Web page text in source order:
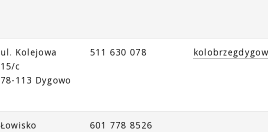
ul. Kolejowa
15/c
78-113 Dygowo
511 630 078
Łowisko
601 778 8526